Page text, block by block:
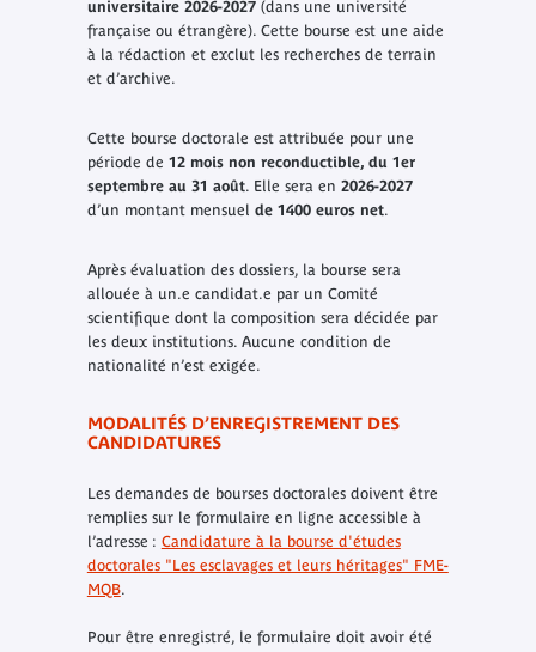
universitaire 2026-2027(dans une université
française ou étrangère). Cette bourse est une aide
à la rédaction et exclut les recherches de terrain
et d’archive.
Cette bourse doctorale est attribuée pour une
période de 12 mois non reconductible, du 1er
septembre au 31 août. Elle sera en 2026-2027
d’un montant mensuel de 1400 euros net.
Après évaluation des dossiers, la bourse sera
allouée à un.e candidat.e par un Comité
scientifique dont la composition sera décidée par
les deux institutions. Aucune condition de
nationalité n’est exigée.
MODALITÉS D’ENREGISTREMENT DES
CANDIDATURES
Les demandes de bourses doctorales doivent être
remplies sur le formulaire en ligne accessible à
l’adresse : Candidature à la bourse d'études
doctorales "Les esclavages et leurs héritages" FME-
MQB.
Pour être enregistré, le formulaire doit avoir été